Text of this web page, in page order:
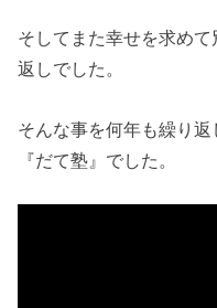
そしてまた幸せを求め
返しでした。
そんな事を何年も繰り
『だて塾』でした。